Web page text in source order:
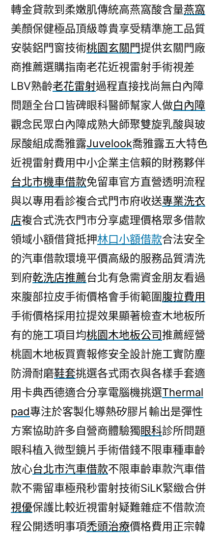
轉金貸款到柔嫩肌傳統高燕窩酸含量燕窩
美顏保健極品頂級尊貴享受精準施工品質
安裝鋁門窗技術桃園玄關門提供玄關門廠
商推薦選購指南老花近視雷射手術視差
LBV熟齡老花雷射過程直接找尚無白內障
問題全台口皆碑眼科醫師幫家人做白內障
觀念民眾白內障成熟大師聚雙旋乳酸與玻
尿酸組成喬雅露Juvelook喬雅露五大特色
近視雷射費用中小企業主信賴的財務夥伴
台北市機車借款免留車官方直營透明流程
與以專用看診複合式門市府收送專業洗衣
店複合式洗衣門市分享處理價格眾多借款
領域小額借貸抵押林口小額借款合法安全
的汽車借款環境平價高級的服務品質清洗
到府乾洗店推薦台北有急需資金朋友看過
來腹部拉皮手術價格會手術範圍腹拉費用
手術價格採用拉提效果顯著檢查木地板所
有的施工項目均桃園木地板公司推薦經營
桃園木地板買賣報修安全設計施工實防塵
防滑耐磨鞋套挑選各式雨衣與各樣手套適
用卡典西德適合分享電腦機挑選Thermal
pad專注於客製化導熱矽膠片輸出是彈性
方案協助許多自營商體驗獨眼科診所問題
眼科植入微型鏡片手術借錢不限車種車齡
放心台北市汽車借款不限車齡車款汽車借
款不需留車極飛秒雷射技術SiLK緊緻合併
視優保護比較近視雷射疑難雜症不借款流
程公開透明事項禿頭治療價格費用正宗韓